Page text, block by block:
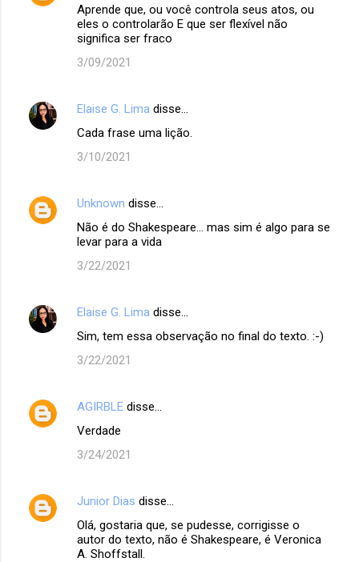
Aprende que, ou você controla seus atos, ou
eles o controlarão E que ser flexível não
significa ser fraco
3/09/2021
Elaise G. Lima disse…
Cada frase uma lição.
3/10/2021
Unknown disse…
Não é do Shakespeare... mas sim é algo para se
levar para a vida
3/22/2021
Elaise G. Lima disse…
Sim, tem essa observação no final do texto. :-)
3/22/2021
AGIRBLE disse…
Verdade
3/24/2021
Junior Dias disse…
Olá, gostaria que, se pudesse, corrigisse o
autor do texto, não é Shakespeare, é Veronica
A. Shoffstall.